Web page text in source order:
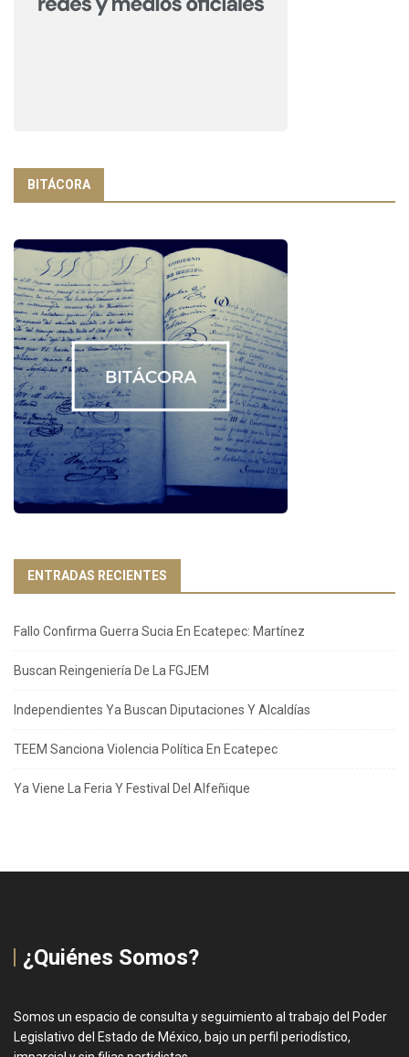
BITÁCORA
ENTRADAS RECIENTES
Fallo Confirma Guerra Sucia En Ecatepec: Martínez
Buscan Reingeniería De La FGJEM
Independientes Ya Buscan Diputaciones Y Alcaldías
TEEM Sanciona Violencia Política En Ecatepec
Ya Viene La Feria Y Festival Del Alfeñique
¿Quiénes Somos?
Somos un espacio de consulta y seguimiento al trabajo del Poder
Legislativo del Estado de México, bajo un perfil periodístico,